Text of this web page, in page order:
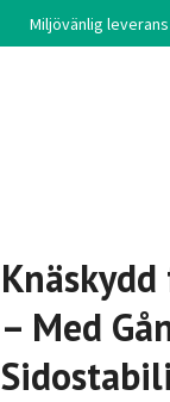
Miljövänlig
– Med